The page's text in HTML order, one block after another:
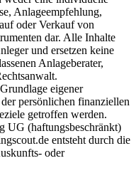
Anlageempfehlung,
oder Verkauf von
dar. Alle Inhalte
und ersetzen keine
Anlageberater,
eigener
persönlichen finanziellen
getroffen werden.
UG (haftungsbeschränkt)
entsteht durch die
oder